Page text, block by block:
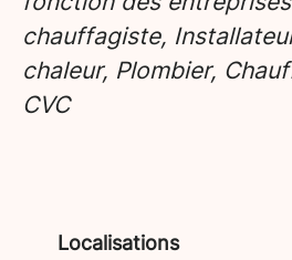
chauffagiste,
chaleur, Plombier,
CVC
Localisations